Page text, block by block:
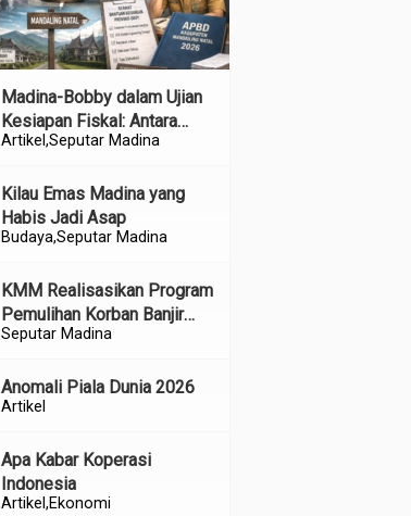
Artikel Seputar Madina
Madina-Bobby dalam Ujian
Kesiapan Fiskal: Antara
Kedekatan Politik dan
BudayaSeputar Madina
Kilau Emas Madina yang
Habis Jadi Asap
Seputar Madina
KMM Realisasikan Program
Pemulihan Korban Banjir
dan Longsor di Kabupaten
Artikel
Anomali Piala Dunia 2026
Artikel Ekonomi
Apa Kabar Koperasi
Indonesia